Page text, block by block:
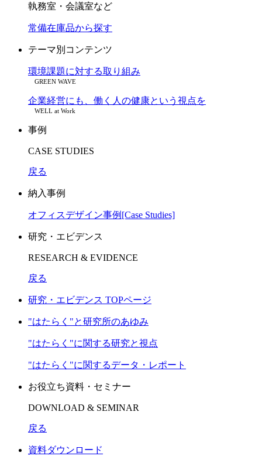
執務室・会議室など
常備在庫品から探す
テーマ別コンテンツ
環境課題に対する取り組み
GREEN WAVE
企業経営にも、働く人の健康という視点を
WELL at Work
事例
CASE STUDIES
戻る
納入事例
オフィスデザイン事例[Case Studies]
研究・エビデンス
RESEARCH & EVIDENCE
戻る
研究・エビデンス TOPページ
"はたらく"と研究所のあゆみ
"はたらく"に関する研究と視点
"はたらく"に関するデータ・レポート
お役立ち資料・セミナー
DOWNLOAD & SEMINAR
戻る
資料ダウンロード